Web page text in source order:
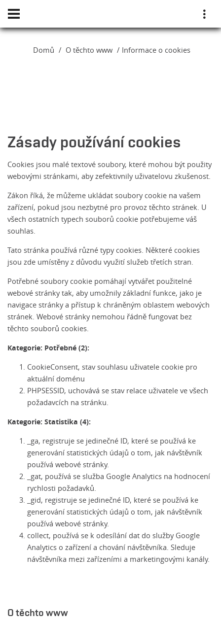
Domů O těchto www Informace o cookies
Zásady používání cookies
Cookies jsou malé textové soubory, které mohou být použity
webovými stránkami, aby zefektivnily uživatelovu zkušenost.
Zákon říká, že můžeme ukládat soubory cookie na vašem
zařízení, pokud jsou nezbytné pro provoz těchto stránek. U
všech ostatních typech souborů cookie potřebujeme váš
souhlas.
Tato stránka používá různé typy cookies. Některé cookies
jsou zde umístěny z důvodu využití služeb třetích stran.
Potřebné soubory cookie pomáhají vytvářet použitelné
webové stránky tak, aby umožnily základní funkce, jako je
navigace stránky a přístup k chráněným oblastem webových
stránek. Webové stránky nemohou řádně fungovat bez
těchto souborů cookies.
Kategorie: Potřebné (2):
CookieConsent, stav souhlasu uživatele cookie pro
aktuální doménu
PHPSESSID, uchovává se stav relace uživatele ve všech
požadavcích na stránku.
Kategorie: Statistika (4):
_ga, registruje se jedinečné ID, které se používá ke
generování statistických údajů o tom, jak návštěvník
používá webové stránky.
_gat, používá se služba Google Analytics na hodnocení
rychlosti požadavků.
_gid, registruje se jedinečné ID, které se používá ke
generování statistických údajů o tom, jak návštěvník
používá webové stránky.
collect, používá se k odesílání dat do služby Google
Analytics o zařízení a chování návštěvníka. Sleduje
návštěvníka mezi zařízeními a marketingovými kanály.
O těchto www